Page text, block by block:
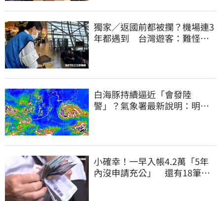
獨家／返國前都被攔？機場連3
年都遇到 台灣遊客：難怪日
白海豚持續逼近「會發陸
警」？氣象署最新說明：明天
小確幸！一早入帳4.2萬「5年
內沒申請充公」 還有18筆錢